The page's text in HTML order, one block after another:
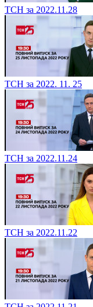
ТСН за 2022.11.28
ТСН за 2022. 11. 25
ТСН за 2022.11.24
ТСН за 2022.11.22